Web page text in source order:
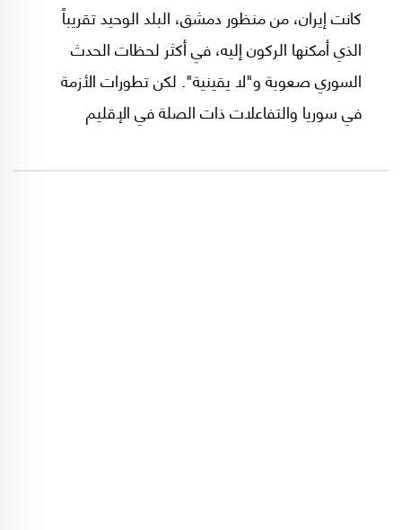
كانت إيران، من منظور دمشق، البلد الوحيد تقريباً
الذي أمكنها الركون إليه، في أكثر لحظات الحدث
السوري صعوبة و"لا يقينية". لكن تطورات الأزمة
في سوريا والتفاعلات ذات الصلة في الإقليم
ظاهرة بالشكل الذي تبدو عليه، بعد مضي ما يقارب